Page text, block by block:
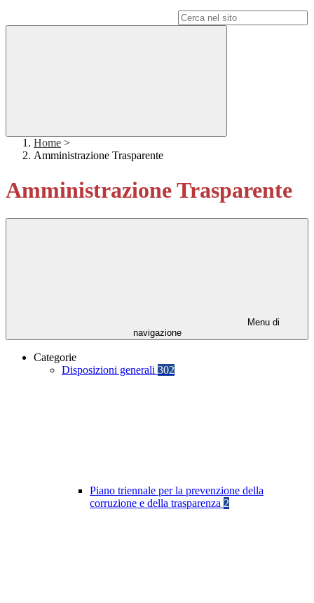
Home >
Amministrazione Trasparente
Amministrazione Trasparente
Menu di
navigazione
Categorie
Disposizioni generali 302
Piano triennale per la prevenzione della
corruzione e della trasparenza 2